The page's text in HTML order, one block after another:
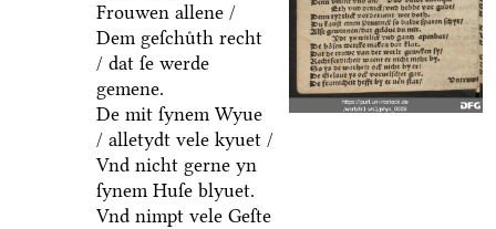
Frouwen allene /
Dem geſchuͤth recht
/ dat ſe werde
gemene.
De mit ſynem Wyue
/ alletydt vele kyuet /
Vnd nicht gerne yn
ſynem Huſe blyuet.
Vnd nimpt vele Geſte